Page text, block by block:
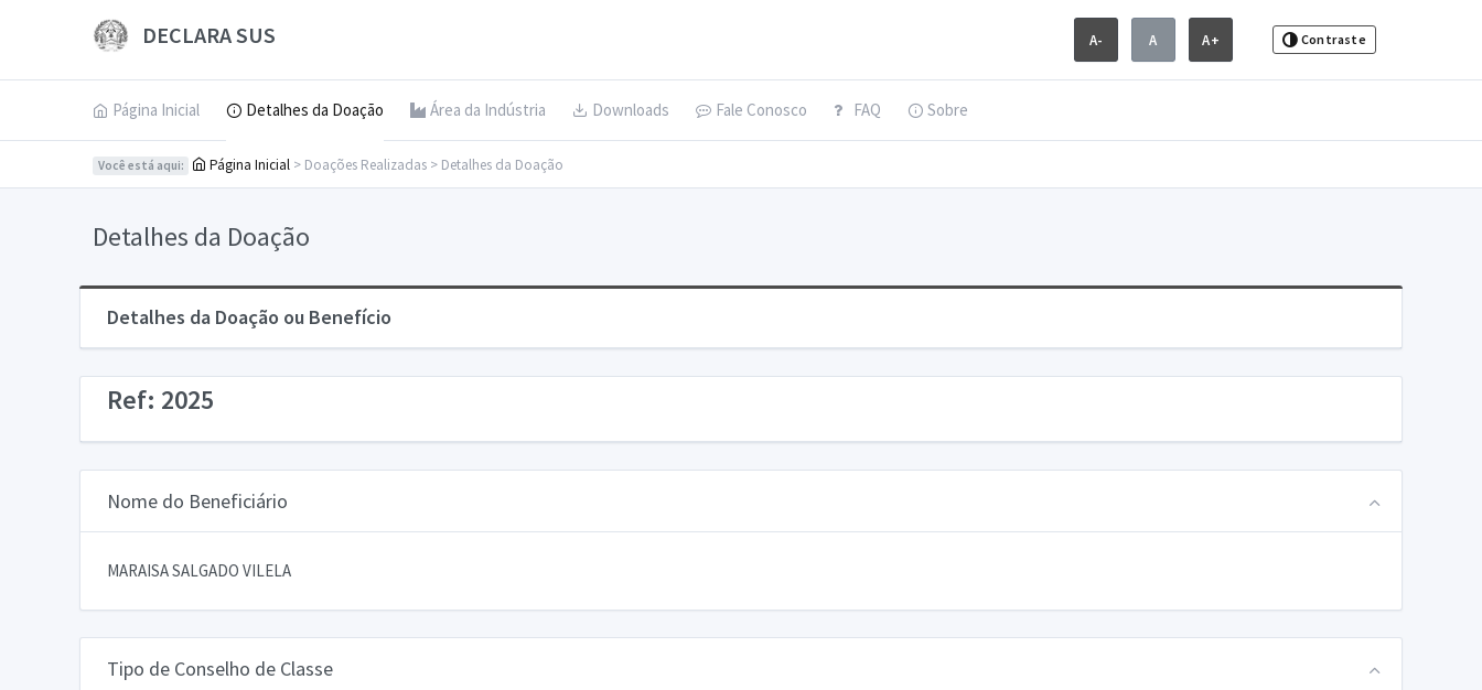
DECLARA SUS A- A A+ Contraste
Página Inicial Detalhes da Doação Área da Indústria Downloads Fale Conosco FAQ Sobre
Você está aqui: Página Inicial > Doações Realizadas > Detalhes da Doação
Detalhes da Doação
Detalhes da Doação ou Benefício
Ref: 2025
Nome do Beneficiário
MARAISA SALGADO VILELA
Tipo de Conselho de Classe